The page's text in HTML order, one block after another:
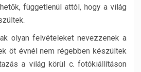
függetlenül attól, hogy a világ
olyan felvételeket nevezzenek a
öt évnél nem régebben készültek
a világ körül c. fotókiállításon